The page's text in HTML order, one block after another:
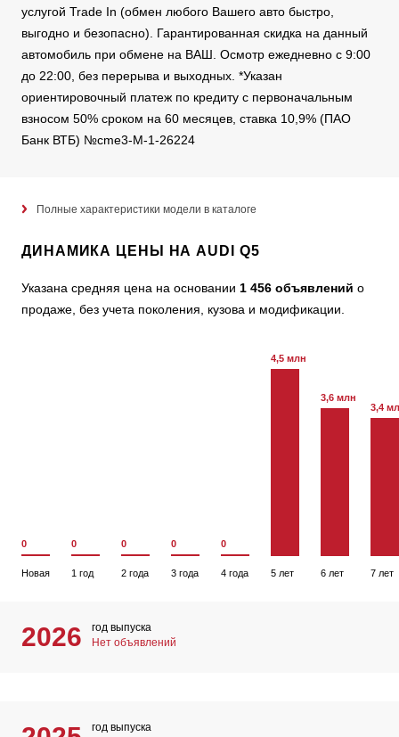
услугой Trade In (обмен любого Вашего авто быстро,
выгодно и безопасно). Гарантированная скидка на данный
автомобиль при обмене на ВАШ. Осмотр ежедневно с 9:00
до 22:00, без перерыва и выходных. *Указан
ориентировочный платеж по кредиту c первоначальным
взносом 50% сроком на 60 месяцев, ставка 10,9% (ПАО
Банк ВТБ) №cme3-M-1-26224
Полные характеристики модели в каталоге
ДИНАМИКА ЦЕНЫ НА AUDI Q5
Указана средняя цена на основании 1 456 объявлений о
продаже, без учета поколения, кузова и модификации.
0
Новая
0
1 год
0
2 года
0
3 года
0
4 года
4,5 млн
5 лет
3,6 млн
6 лет
3,4
7 лет
2026
год выпуска
Нет объявлений
год выпуска